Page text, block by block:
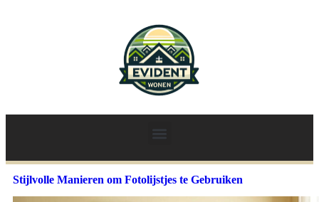
Stijlvolle Manieren om Fotolijstjes te Gebruiken